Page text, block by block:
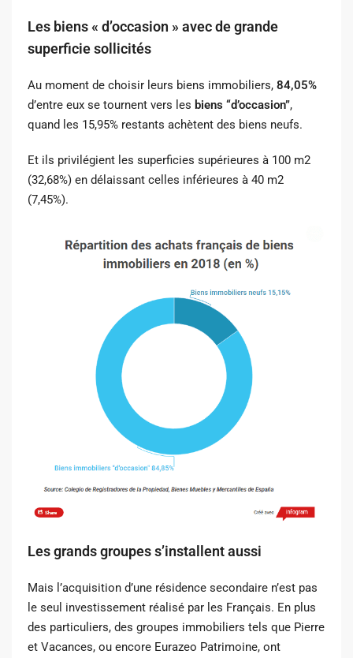
Les biens « d’occasion » avec de grande
superficie sollicités
Au moment de choisir leurs biens immobiliers, 84,05%
d’entre eux se tournent vers les biens “d’occasion”,
quand les 15,95% restants achètent des biens neufs.
Et ils privilégient les superficies supérieures à 100 m2
(32,68%) en délaissant celles inférieures à 40 m2
(7,45%).
Les grands groupes s’installent aussi
Mais l’acquisition d’une résidence secondaire n’est pas
le seul investissement réalisé par les Français. En plus
des particuliers, des groupes immobiliers tels que Pierre
et Vacances, ou encore Eurazeo Patrimoine, ont